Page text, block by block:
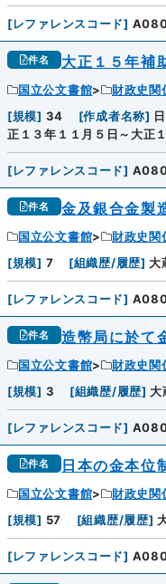
[レファレンスコード]
件名 大正１５年補
国立公文書館 財政史関
[規模] 34 [作成者名称]
正１３年１１月５日～大正
[レファレンスコード]
件名 金及銀合金製
国立公文書館 財政史関
[規模] 7 [組織歴/履歴] 大
[レファレンスコード]
件名 造幣局に於て
国立公文書館 財政史関
[規模] 3 [組織歴/履歴] 大
[レファレンスコード]
件名 日本の金本位
国立公文書館 財政史関
[規模] 57 [組織歴/履歴]
[レファレンスコード]